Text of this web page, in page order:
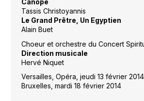
Canope
Tassis Christoyannis
Le Grand Prêtre, Un Egyptien
Alain Buet
Choeur et orchestre du Concert
Direction musicale
Hervé Niquet
Versailles, Opéra, jeudi 13 février 2014
Bruxelles, mardi 18 février 2014